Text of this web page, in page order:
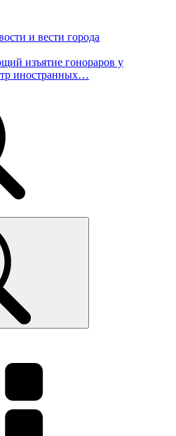
и вести города
изъятие гонораров у
иностранных…